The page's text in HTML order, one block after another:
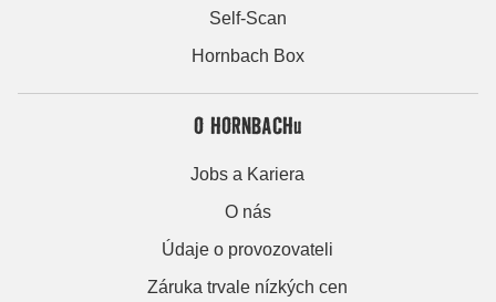
Self-Scan
Hornbach Box
O HORNBACHu
Jobs a Kariera
O nás
Údaje o provozovateli
Záruka trvale nízkých cen